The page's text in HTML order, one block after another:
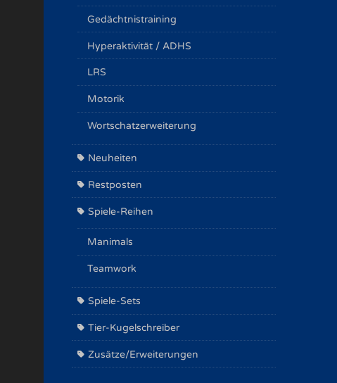
Gedächtnistraining
Hyperaktivität / ADHS
LRS
Motorik
Wortschatzerweiterung
Neuheiten
Restposten
Spiele-Reihen
Manimals
Teamwork
Spiele-Sets
Tier-Kugelschreiber
Zusätze/Erweiterungen